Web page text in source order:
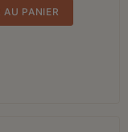
AU PANIER